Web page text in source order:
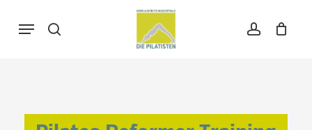
search account
Menu
Warenkorb
Close